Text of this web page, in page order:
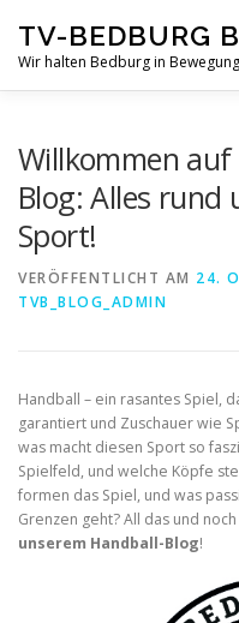
Inhalt
springen
TV-BEDBURG
Wir halten Bedburg in Bewegung
HANDBALL-TV-BEBURG
HANDBALL REGELN
SPIELE-KALENDER
UNSERE HANDBALL
Willkommen
Blog: Alles rund
Sport!
VERÖFFENTLICHT AM 24.
TVB_BLOG_ADMIN
Handball – ein rasantes Spiel,
garantiert und Zuschauer wie
was macht diesen Sport so
Spielfeld, und welche Köpfe
formen das Spiel, und was
Grenzen geht? All das und
unserem Handball-Blog!